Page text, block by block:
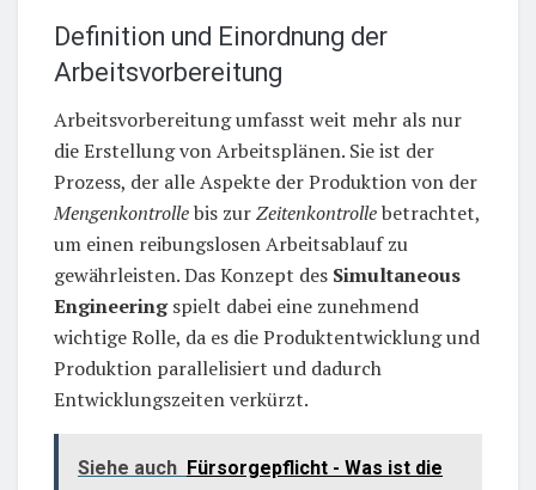
Definition und Einordnung der
Arbeitsvorbereitung
Arbeitsvorbereitung umfasst weit mehr als nur
die Erstellung von Arbeitsplänen. Sie ist der
Prozess, der alle Aspekte der Produktion von der
Mengenkontrollebis zurZeitenkontrollebetrachtet,
um einen reibungslosen Arbeitsablauf zu
gewährleisten. Das Konzept des Simultaneous
Engineeringspielt dabei eine zunehmend
wichtige Rolle, da es die Produktentwicklung und
Produktion parallelisiert und dadurch
Entwicklungszeiten verkürzt.
Siehe auch Fürsorgepflicht - Was ist die